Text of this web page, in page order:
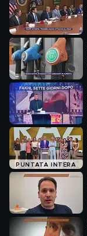
PUNTATA INTERA